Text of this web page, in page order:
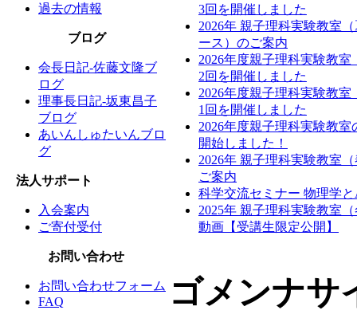
過去の情報
ブログ
会長日記-佐藤文隆ブ
ログ
理事長日記-坂東昌子
ブログ
あいんしゅたいんブロ
グ
法人サポート
入会案内
ご寄付受付
お問い合わせ
お問い合わせフォーム
FAQ
3回を開催しました
2026年 親子理科実験教室
ース）のご案内
2026年度親子理科実験教室
2回を開催しました
2026年度親子理科実験教室
1回を開催しました
2026年度親子理科実験教室
開始しました！
2026年 親子理科実験教室
ご案内
科学交流セミナー 物理学
2025年 親子理科実験教室
動画【受講生限定公開】
ゴメンナサ